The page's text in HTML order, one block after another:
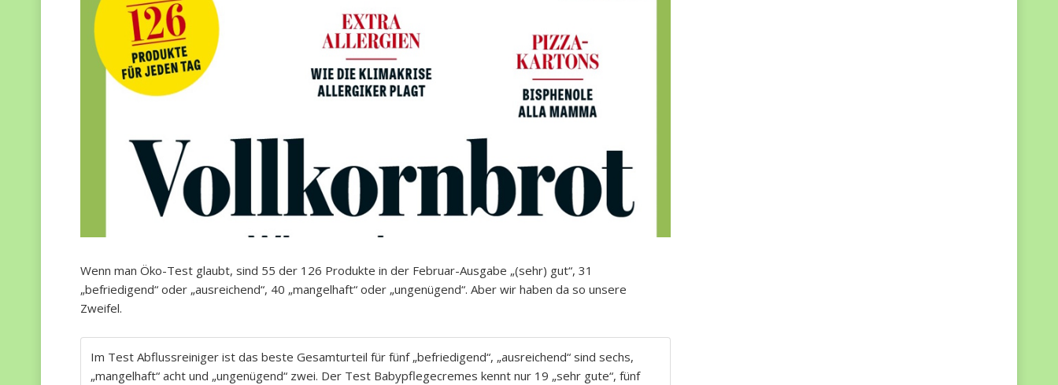
Wenn man Öko-Test glaubt, sind 55 der 126 Produkte in der Februar-Ausgabe „(sehr) gut“, 31
„befriedigend“ oder „ausreichend“, 40 „mangelhaft“ oder „ungenügend“. Aber wir haben da so unsere
Zweifel.
Im Test Abflussreiniger ist das beste Gesamturteil für fünf „befriedigend“, „ausreichend“ sind sechs,
„mangelhaft“ acht und „ungenügend“ zwei. Der Test Babypflegecremes kennt nur 19 „sehr gute“, fünf